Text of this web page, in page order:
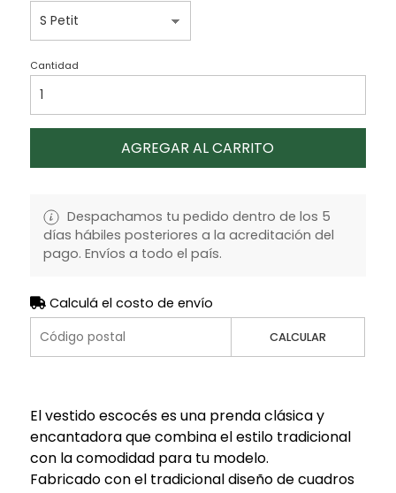
Cantidad
AGREGAR AL CARRITO
Despachamos tu pedido dentro de los 5
días hábiles posteriores a la acreditación del
pago. Envíos a todo el país.
Calculá el costo de envío
CALCULAR
El vestido escocés es una prenda clásica y
encantadora que combina el estilo tradicional
con la comodidad para tu modelo.
Fabricado con el tradicional diseño de cuadros